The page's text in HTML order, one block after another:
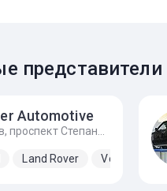
представители
Automotive
Land Rover Volvo